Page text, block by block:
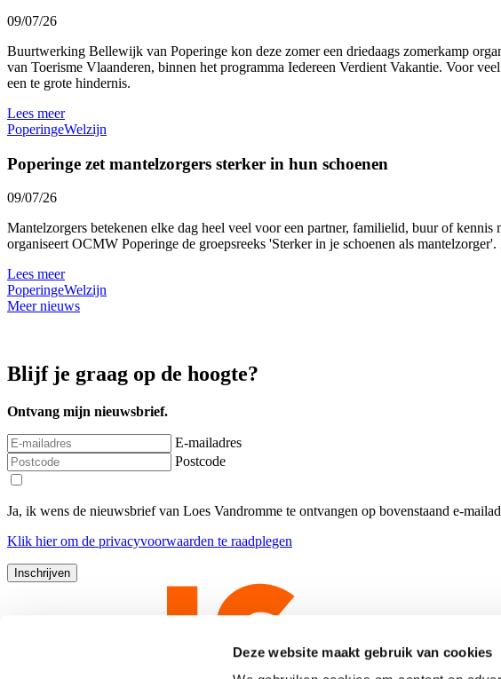
Deze website maakt gebruik van cookies
09/07/26
Buurtwerking Bellewijk van Poperinge kon deze zomer een driedaags zomerkamp
van Toerisme Vlaanderen, binnen het programma Iedereen Verdient Vakantie. Voor
een te grote hindernis.
Lees meer
PoperingeWelzijn
Poperinge zet mantelzorgers sterker in hun schoenen
09/07/26
Mantelzorgers betekenen elke dag heel veel voor een partner, familielid, buur of
organiseert OCMW Poperinge de groepsreeks 'Sterker in je schoenen als
Lees meer
PoperingeWelzijn
Meer nieuws
Blijf je graag op de hoogte?
Ontvang mijn nieuwsbrief.
E-mailadres
Postcode
Ja, ik wens de nieuwsbrief van Loes Vandromme te ontvangen op bovenstaand e-
Klik hierom de privacyvoorwaarden te raadplegen